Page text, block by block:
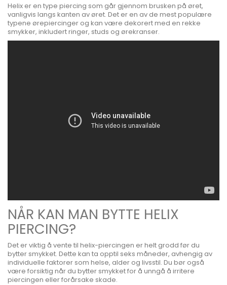
Helix er en type piercing som går gjennom brusken på øret,
vanligvis langs kanten av øret. Det er en av de mest populære
typene ørepiercinger og kan være dekorert med en rekke
smykker, inkludert ringer, studs og ørekranser.
NÅR KAN MAN BYTTE HELIX
PIERCING?
Det er viktig å vente til helix-piercingen er helt grodd før du
bytter smykket. Dette kan ta opptil seks måneder, avhengig av
individuelle faktorer som helse, alder og livsstil. Du bør også
være forsiktig når du bytter smykket for å unngå å irritere
piercingen eller forårsake skade.